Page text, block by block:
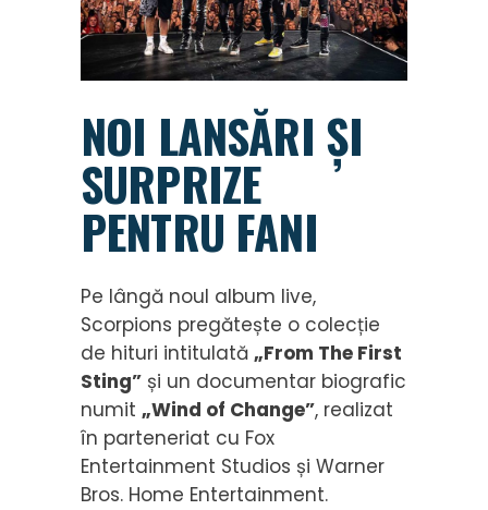
NOI LANSĂRI ȘI
SURPRIZE
PENTRU FANI
Pe lângă noul album live,
Scorpions pregătește o colecție
de hituri intitulată „From The First
Sting” și un documentar biografic
numit „Wind of Change”, realizat
în parteneriat cu Fox
Entertainment Studios și Warner
Bros. Home Entertainment.